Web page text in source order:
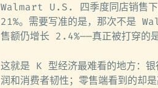
Walmart U.S. 四季度同店销售下
21%。需要写准的是，那次不是
售额仍增长 2.4%——真正被打穿的
这就是 K 型经济最难看的地方：银
润和消费者韧性；零售端看到的却